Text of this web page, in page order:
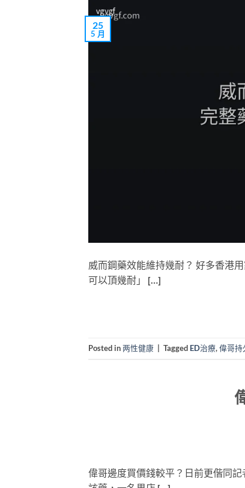
25
5 月
威而鋼藥效能維持幾耐？ 好多香港
可以頂幾耐」 […]
Posted in两性健康 Tagged ED治療,偉哥持
偉哥邊度買價錢較平？日前更偕同